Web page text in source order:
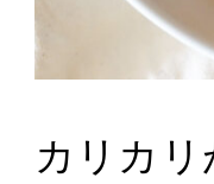
カリカ